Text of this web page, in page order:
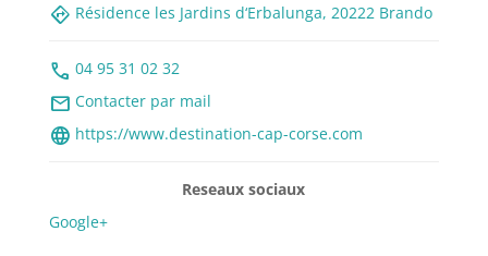
directions Résidence les Jardins d‘Erbalunga, 20222 Brando
call 04 95 31 02 32
mail Contacter par mail
language https://www.destination-cap-corse.com
Reseaux sociaux
Google+